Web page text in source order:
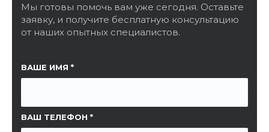
Мы готовы помочь вам уже сегодня. Оставьте
заявку, и получите бесплатную консультацию
от наших опытных специалистов.
ВАШЕ ИМЯ
ВАШ ТЕЛЕФОН
ССЫЛКА НА СТРАНИЦУ